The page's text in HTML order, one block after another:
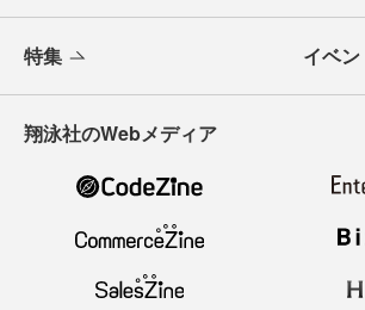
特集 イベン
翔泳社のWebメディア